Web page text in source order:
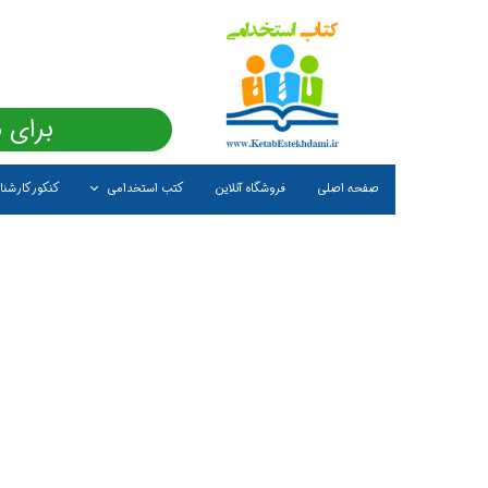
صفحه اصلی فروشگاه آنلاین کتب استخدامی کنکور